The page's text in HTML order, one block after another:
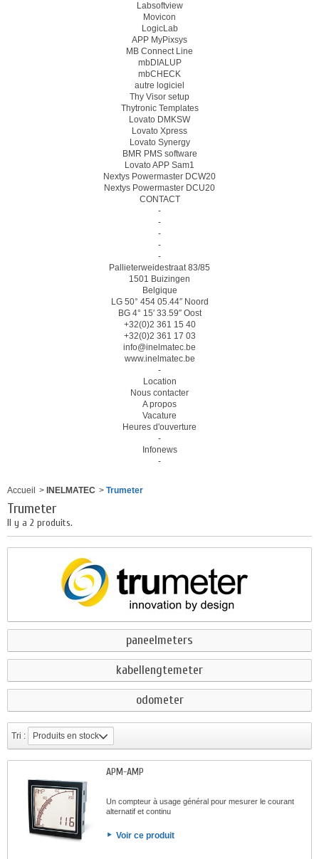
Labsoftview
Movicon
LogicLab
APP MyPixsys
MB Connect Line
mbDIALUP
mbCHECK
autre logiciel
Thy Visor setup
Thytronic Templates
Lovato DMKSW
Lovato Xpress
Lovato Synergy
BMR PMS software
Lovato APP Sam1
Nextys Powermaster DCW20
Nextys Powermaster DCU20
CONTACT
-
-
-
-
-
Pallieterweidestraat 83/85
1501 Buizingen
Belgique
LG 50° 454 05.44″ Noord
BG 4° 15′ 33.59″ Oost
+32(0)2 361 15 40
+32(0)2 361 17 03
info@inelmatec.be
www.inelmatec.be
-
Location
Nous contacter
A propos
Vacature
Heures d'ouverture
-
Infonews
-
Accueil > INELMATEC > Trumeter
Trumeter
Il y a 2 produits.
paneelmeters
kabellengtemeter
odometer
Tri : Produits en stock
APM-AMP
Un compteur à usage général pour mesurer le courant
alternatif et continu
Voir ce produit